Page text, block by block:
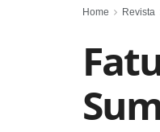
Home Revista